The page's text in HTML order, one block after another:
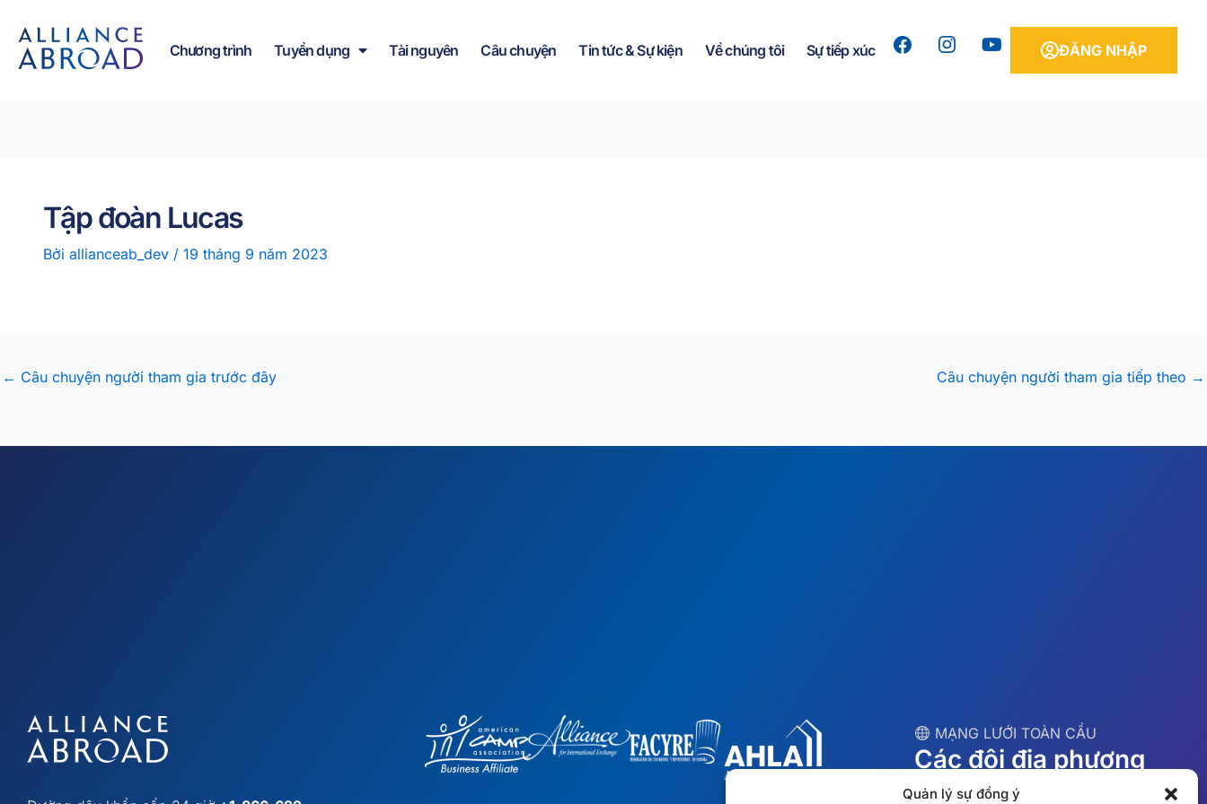
Quản lý sự đồng ý
nội
dung
qua
Chương trình Tuyển dụng Tài nguyên Câu chuyện Tin tức & Sự kiện Về chúng tôi Sự tiếp xúc
Y
o
ĐĂNG NHẬP
Tập đoàn Lucas
Bởi allianceab_dev / 19 tháng 9 năm 2023
← Câu chuyện người tham gia trước đây Câu chuyện người tham gia tiếp theo →
︎ MẠNG LƯỚI TOÀN CẦU
Các đội địa phương
tại 10 quốc gia